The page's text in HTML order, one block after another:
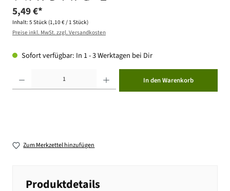
5,49 €*
Inhalt: 5 Stück (1,10 € / 1 Stück)
Preise inkl. MwSt. zzgl. Versandkosten
Sofort verfügbar: In 1 - 3 Werktagen bei Dir
In den Warenkorb
Zum Merkzettel hinzufügen
Produktdetails